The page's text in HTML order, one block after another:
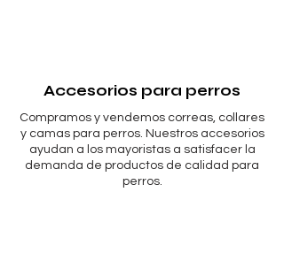
Accesorios para perros
Compramos y vendemos correas, collares
y camas para perros. Nuestros accesorios
ayudan a los mayoristas a satisfacer la
demanda de productos de calidad para
perros.